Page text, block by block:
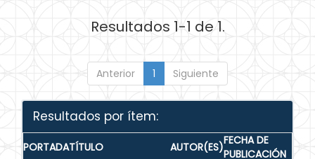
Resultados 1-1 de 1.
Anterior 1 Siguiente
Resultados por ítem:
PORTADATÍTULO AUTOR(ES)FECHA DE
PUBLICACIÓN